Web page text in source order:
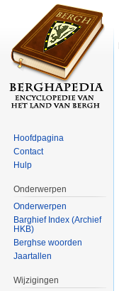
Hoofdpagina
Contact
Hulp
Onderwerpen
Onderwerpen
Barghief Index (Archief
HKB)
Berghse woorden
Jaartallen
Wijzigingen